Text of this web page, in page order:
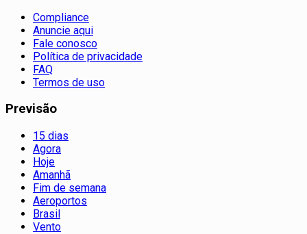
Compliance
Anuncie aqui
Fale conosco
Política de privacidade
FAQ
Termos de uso
Previsão
15 dias
Agora
Hoje
Amanhã
Fim de semana
Aeroportos
Brasil
Vento